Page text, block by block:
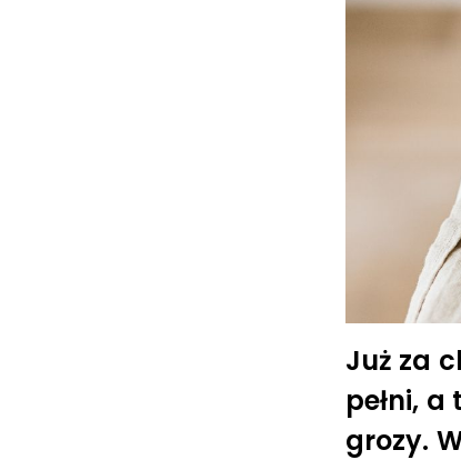
Już za
pełni,
grozy.